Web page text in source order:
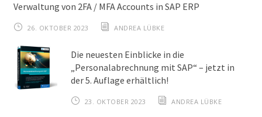
Verwaltung von 2FA / MFA Accounts in SAP ERP
26. OKTOBER 2023 ANDREA LÜBKE
Die neuesten Einblicke in die
„Personalabrechnung mit SAP“ – jetzt in
der 5. Auflage erhältlich!
23. OKTOBER 2023 ANDREA LÜBKE